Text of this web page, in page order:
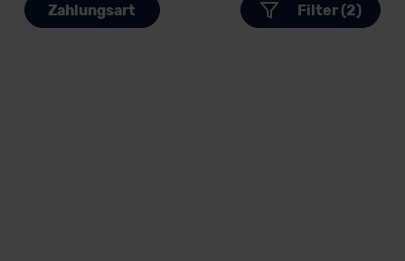
Zahlungsart Filter (2)